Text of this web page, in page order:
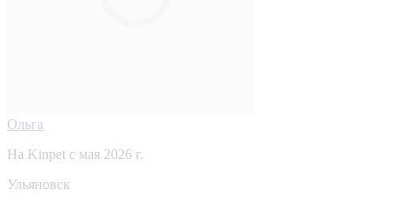
Ольга
На Kinpet c мая 2026 г.
Ульяновск